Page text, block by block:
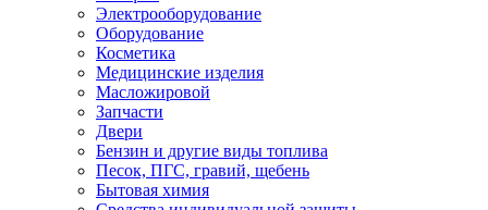
Электрооборудование
Оборудование
Косметика
Медицинские изделия
Масложировой
Запчасти
Двери
Бензин и другие виды топлива
Песок, ПГС, гравий, щебень
Бытовая химия